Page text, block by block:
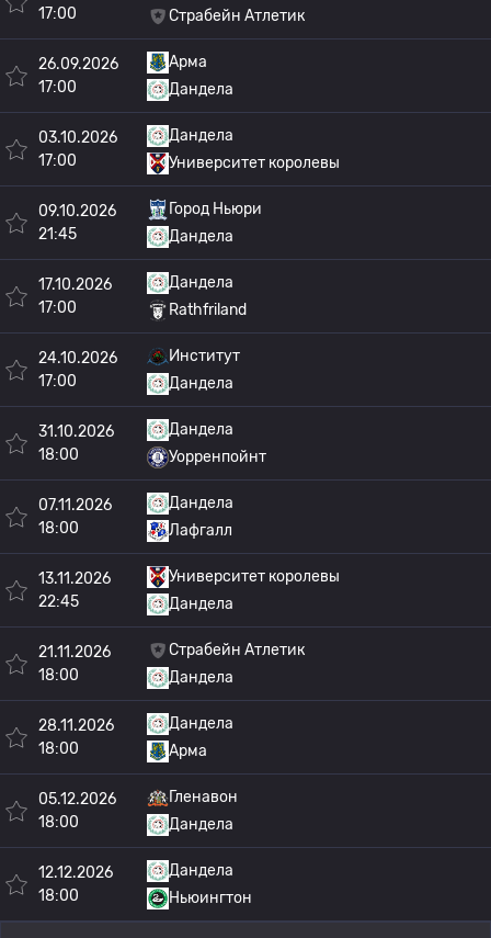
17:00 Страбейн Атлетик
26.09.2026
17:00
Арма
Дандела
03.10.2026
17:00
Дандела
Университет королевы
09.10.2026
21:45
Город Ньюри
Дандела
17.10.2026
17:00
Дандела
Rathfriland
24.10.2026
17:00
Институт
Дандела
31.10.2026
18:00
Дандела
Уорренпойнт
07.11.2026
18:00
Дандела
Лафгалл
13.11.2026
22:45
Университет королевы
Дандела
21.11.2026
18:00
Страбейн Атлетик
Дандела
28.11.2026
18:00
Дандела
Арма
05.12.2026
18:00
Гленавон
Дандела
12.12.2026
18:00
Дандела
Ньюингтон